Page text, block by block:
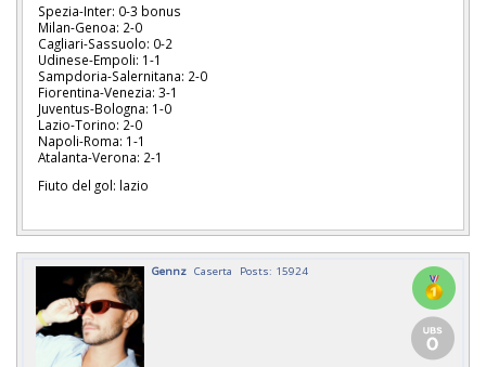
Spezia-Inter: 0-3 bonus
Milan-Genoa: 2-0
Cagliari-Sassuolo: 0-2
Udinese-Empoli: 1-1
Sampdoria-Salernitana: 2-0
Fiorentina-Venezia: 3-1
Juventus-Bologna: 1-0
Lazio-Torino: 2-0
Napoli-Roma: 1-1
Atalanta-Verona: 2-1
Fiuto del gol: lazio
Gennz Caserta Posts: 15924